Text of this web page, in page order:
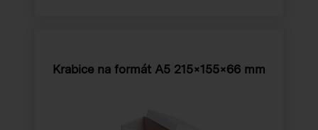
Krabice na formát A5 215×155×66 mm